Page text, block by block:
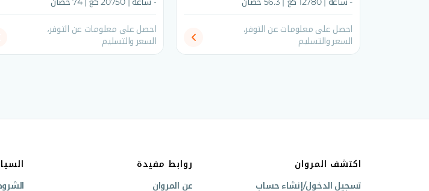
احصل على معلومات عن التوفر،
السعر والتسليم
احصل على معلومات عن التوفر،
السعر والتسليم
اكتشف المروان
تسجيل الدخول/إنشاء حساب
روابط مفيدة
عن المروان